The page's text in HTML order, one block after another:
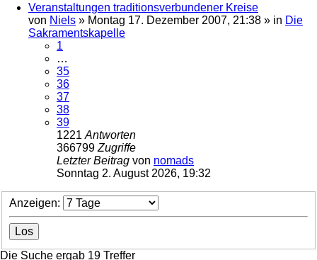
Veranstaltungen traditionsverbundener Kreise
von Niels » Montag 17. Dezember 2007, 21:38 » in Die
Sakramentskapelle
1
…
35
36
37
38
39
1221 Antworten
366799 Zugriffe
Letzter Beitrag von nomads
Sonntag 2. August 2026, 19:32
Anzeigen:
Die Suche ergab 19 Treffer